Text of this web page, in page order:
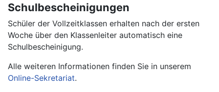
Schulbescheinigungen
Schüler der Vollzeitklassen erhalten nach der ersten
Woche über den Klassenleiter automatisch eine
Schulbescheinigung.
Alle weiteren Informationen finden Sie in unserem
Online-Sekretariat.